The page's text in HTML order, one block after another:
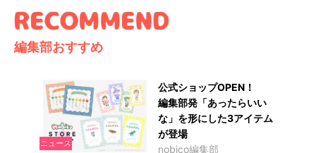
編集部おすすめ
ニュース
公式ショップOPEN！
編集部発「あったらいい
な」を形にした3アイテム
が登場
nobico編集部